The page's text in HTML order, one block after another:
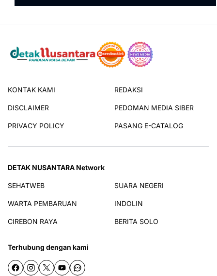
KONTAK KAMI REDAKSI
DISCLAIMER PEDOMAN MEDIA SIBER
PRIVACY POLICY PASANG E-CATALOG
DETAK NUSANTARA Network
SEHATWEB SUARA NEGERI
WARTA PEMBARUAN INDOLIN
CIREBON RAYA BERITA SOLO
Terhubung dengan kami